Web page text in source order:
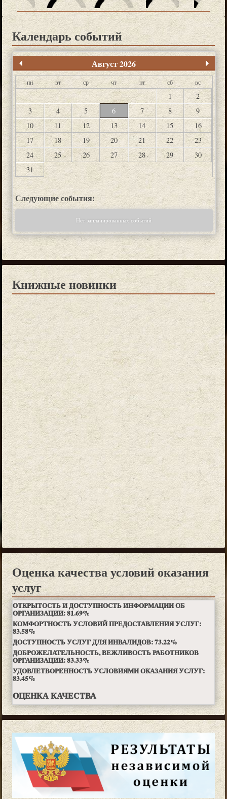
Календарь событий
Август 2026
пн вт ср чт пт сб вс
1
2
3
4 5 6 7 8
9
10
11 12 13 14 15
16
17
18 19 20 21 22
23
24
25 26 27 28 29
30
31
Следующие события:
Нет запланированных событий
Книжные новинки
Оценка качества условий оказания
услуг
ОТКРЫТОСТЬ И ДОСТУПНОСТЬ ИНФОРМАЦИИ ОБ
ОРГАНИЗАЦИИ:81.69%
КОМФОРТНОСТЬ УСЛОВИЙ ПРЕДОСТАВЛЕНИЯ УСЛУГ:
83.58%
ДОСТУПНОСТЬ УСЛУГ ДЛЯ ИНВАЛИДОВ:73.22%
ДОБРОЖЕЛАТЕЛЬНОСТЬ, ВЕЖЛИВОСТЬ РАБОТНИКОВ
ОРГАНИЗАЦИИ:83.33%
УДОВЛЕТВОРЕННОСТЬ УСЛОВИЯМИ ОКАЗАНИЯ УСЛУГ:
83.45%
ОЦЕНКА КАЧЕСТВА